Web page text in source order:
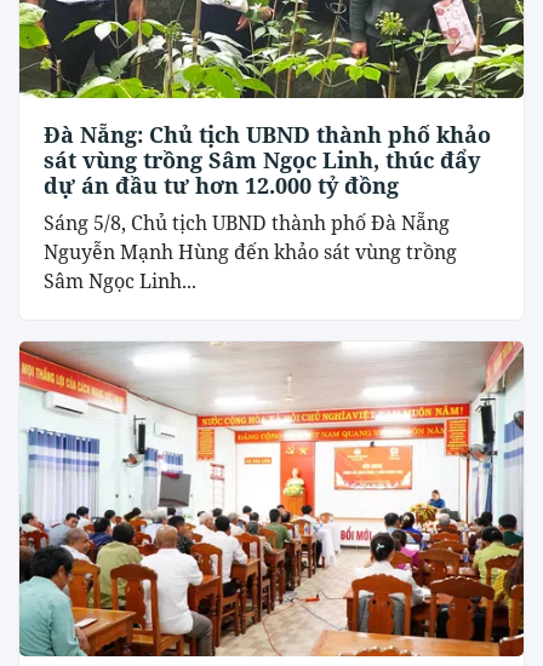
Đà Nẵng: Chủ tịch UBND thành phố khảo
sát vùng trồng Sâm Ngọc Linh, thúc đẩy
dự án đầu tư hơn 12.000 tỷ đồng
Sáng 5/8, Chủ tịch UBND thành phố Đà Nẵng
Nguyễn Mạnh Hùng đến khảo sát vùng trồng
Sâm Ngọc Linh...